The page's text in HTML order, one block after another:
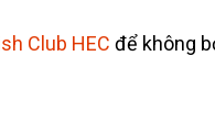
Club HEC để không